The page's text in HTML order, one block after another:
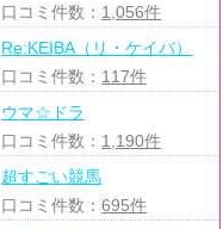
口コミ件数： 1,056件
Re:KEIBA（リ・ケイバ）
口コミ件数： 117件
ウマ☆ドラ
口コミ件数： 1,190件
超すごい競馬
口コミ件数：695件